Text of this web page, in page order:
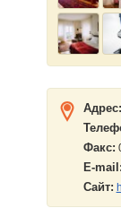
Адрес:
Факс:
E-mail:
Сайт: